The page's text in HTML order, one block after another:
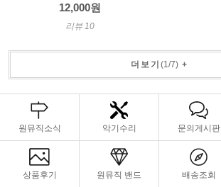
12,000원
리뷰 10
더보기 (1 /7)+
원뮤직소식 악기수리 문의게시판
상품후기 원뮤직 밴드 배송조회